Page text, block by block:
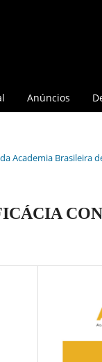
Anúncios
Academia Brasileira